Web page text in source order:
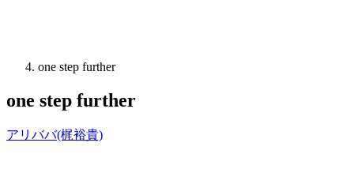
one step further
one step further
アリババ(梶裕貴)